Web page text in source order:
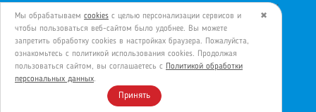
Политики обработки персональных
данных.
ОТПРАВИТЬ
✖
Мы обрабатываем cookies с целью персонализации сервисов и
чтобы пользоваться веб-сайтом было удобнее. Вы можете
запретить обработку сookies в настройках браузера. Пожалуйста,
ознакомьтесь с политикой использования cookies. Продолжая
пользоваться сайтом, вы соглашаетесь с Политикой обработки
персональных данных.
Принять